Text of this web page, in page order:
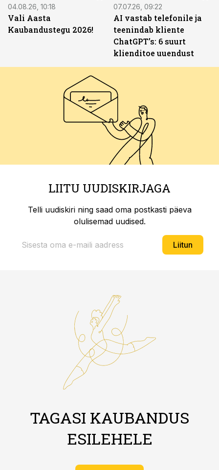
04.08.26, 10:18
Vali Aasta
Kaubandustegu 2026!
07.07.26, 09:22
AI vastab telefonile ja
teenindab kliente
ChatGPT’s: 6 suurt
klienditoe uuendust
LIITU UUDISKIRJAGA
Telli uudiskiri ning saad oma postkasti päeva
olulisemad uudised.
Liitun
TAGASI KAUBANDUS
ESILEHELE